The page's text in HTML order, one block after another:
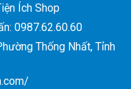
Ích Shop
0987.62.60.60
Thống Nhất, Tỉnh